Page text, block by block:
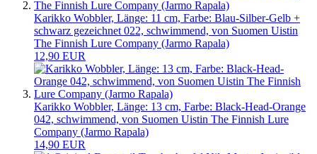
Karikko Wobbler, Länge: 11 cm, Farbe: Blau-Silber-Gelb +
schwarz gezeichnet 022, schwimmend, von Suomen Uistin
The Finnish Lure Company (Jarmo Rapala)
12,90 EUR
Karikko Wobbler, Länge: 13 cm, Farbe: Black-Head-Orange
042, schwimmend, von Suomen Uistin The Finnish Lure
Company (Jarmo Rapala)
14,90 EUR